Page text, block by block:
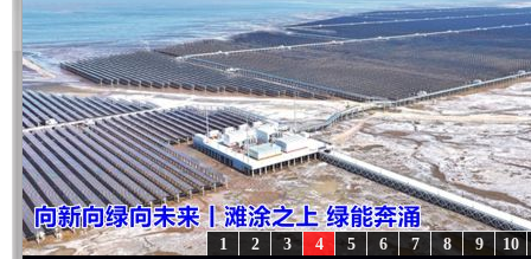
10
9
8
7
6
5
4
3
2
1